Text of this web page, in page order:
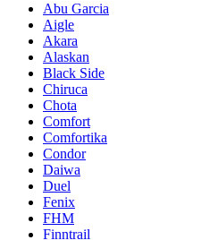
Abu Garcia
Aigle
Akara
Alaskan
Black Side
Chiruca
Chota
Comfort
Comfortika
Condor
Daiwa
Duel
Fenix
FHM
Finntrail